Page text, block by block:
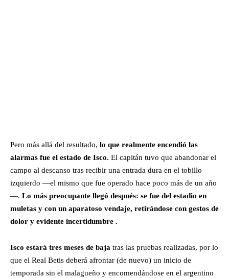
Pero más allá del resultado, lo que realmente encendió las
alarmas fue el estado de Isco. El capitán tuvo que abandonar el
campo al descanso tras recibir una entrada dura en el tobillo
izquierdo —el mismo que fue operado hace poco más de un año
—. Lo más preocupante llegó después: se fue del estadio en
muletas y con un aparatoso vendaje, retirándose con gestos de
dolor y evidente incertidumbre .
Isco estará tres meses de baja tras las pruebas realizadas, por lo
que el Real Betis deberá afrontar (de nuevo) un inicio de
temporada sin el malagueño y encomendándose en el argentino